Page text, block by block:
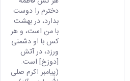
دخترم را دوست
بدارد، در بهشت
با من است، و هر
کس با او دشمنی
ورزد، در آتش
[دوزخ] است.
(پیامبر اکرم صلی